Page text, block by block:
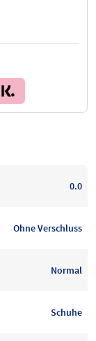
0.0
Ohne Verschluss
Normal
Schuhe